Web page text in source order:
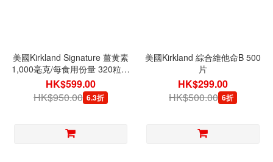
美國Kirkland Signature 薑黄素
1,000毫克/每食用份量 320粒素
食膠囊 [有效日期 10/2026]
HK$599.00
HK$950.00 6.3折
美國Kirkland 綜合維他命B 500
片
HK$299.00
HK$500.00 6折